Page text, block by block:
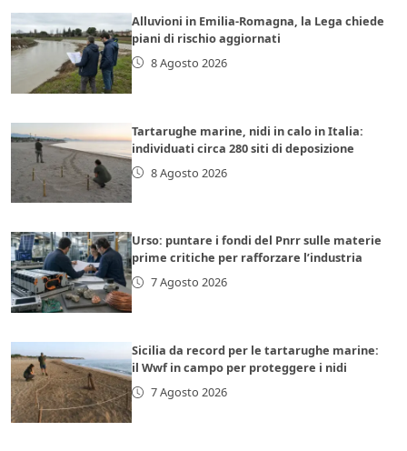
Alluvioni in Emilia-Romagna, la Lega chiede
piani di rischio aggiornati
8 Agosto 2026
Tartarughe marine, nidi in calo in Italia:
individuati circa 280 siti di deposizione
8 Agosto 2026
Urso: puntare i fondi del Pnrr sulle materie
prime critiche per rafforzare l’industria
7 Agosto 2026
Sicilia da record per le tartarughe marine:
il Wwf in campo per proteggere i nidi
7 Agosto 2026